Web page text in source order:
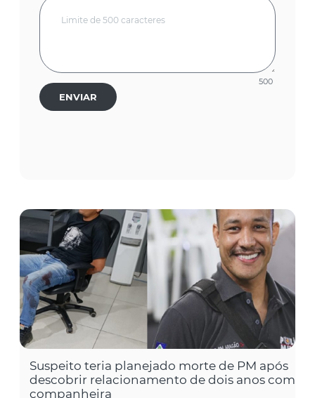
500
ENVIAR
Suspeito teria planejado morte de PM após
descobrir relacionamento de dois anos com
companheira